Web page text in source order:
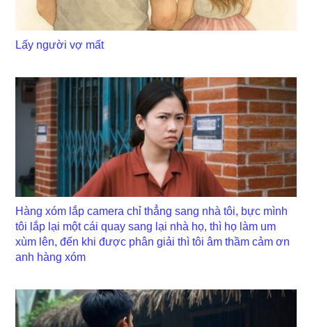
Lấy người vợ mất
Hàng xóm lắp camera chỉ thẳng sang nhà tôi, bực mình
tôi lắp lại một cái quay sang lại nhà họ, thì họ làm um
xùm lên, đến khi được phân giải thì tôi âm thầm cảm ơn
anh hàng xóm